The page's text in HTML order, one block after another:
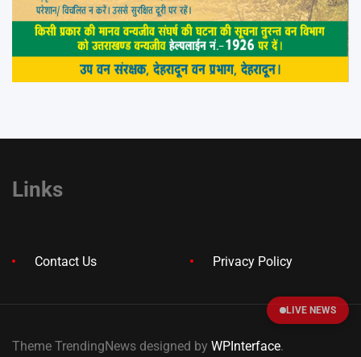
Links
Contact Us Privacy Policy
Theme TrendingNews designed by WPInterface.
LIVE NEWS